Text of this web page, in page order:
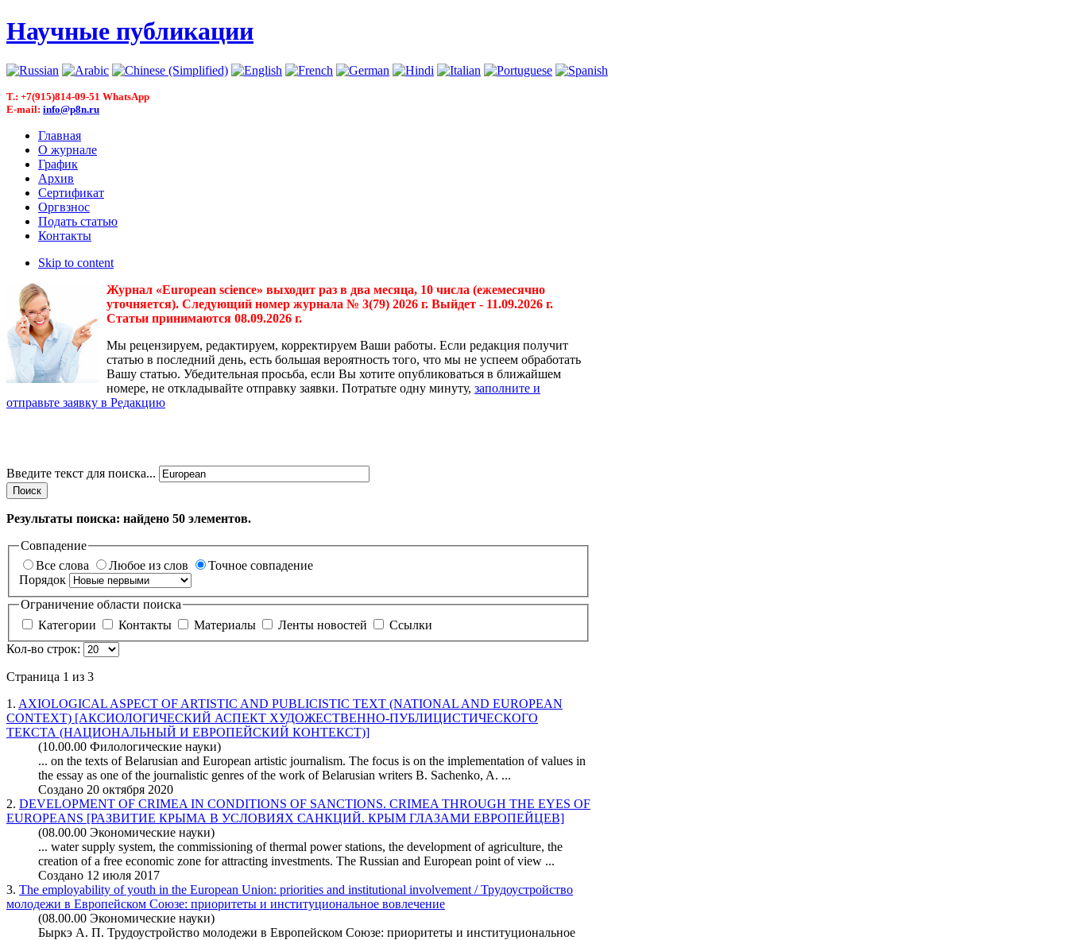
Научные публикации
T.: +7(915)814-09-51 WhatsApp
E-mail: info@p8n.ru
Главная
О журнале
График
Архив
Сертификат
Оргвзнос
Подать статью
Контакты
Skip to content
Журнал «European science» выходит раз в два месяца, 10 числа (ежемесячно
уточняется). Следующий номер журнала № 3(79) 2026 г. Выйдет - 11.09.2026 г.
Статьи принимаются 08.09.2026 г.
Мы рецензируем, редактируем, корректируем Ваши работы. Если редакция получит
статью в последний день, есть большая вероятность того, что мы не успеем обработать
Вашу статью. Убедительная просьба, если Вы хотите опубликоваться в ближайшем
номере, не откладывайте отправку заявки. Потратьте одну минуту, заполните и
отправьте заявку в Редакцию
Введите текст для поиска...
Поиск
Результаты поиска: найдено 50 элементов.
Совпадение
Все слова
Любое из слов
Точное совпадение
Порядок
Ограничение области поиска
Категории
Контакты Материалы Ленты новостей
Ссылки
Кол-во строк:
Страница 1 из 3
1. AXIOLOGICAL ASPECT OF ARTISTIC AND PUBLICISTIC TEXT (NATIONAL AND EUROPEAN
CONTEXT) [АКСИОЛОГИЧЕСКИЙ АСПЕКТ ХУДОЖЕСТВЕННО-ПУБЛИЦИСТИЧЕСКОГО
ТЕКСТА (НАЦИОНАЛЬНЫЙ И ЕВРОПЕЙСКИЙ КОНТЕКСТ)]
(10.00.00 Филологические науки)
... on the texts of Belarusian and European artistic journalism. The focus is on the implementation of values in
the essay as one of the journalistic genres of the work of Belarusian writers B. Sachenko, A. ...
Создано 20 октября 2020
2. DEVELOPMENT OF CRIMEA IN CONDITIONS OF SANCTIONS. CRIMEA THROUGH THE EYES OF
EUROPEANS [РАЗВИТИЕ КРЫМА В УСЛОВИЯХ САНКЦИЙ. КРЫМ ГЛАЗАМИ ЕВРОПЕЙЦЕВ]
(08.00.00 Экономические науки)
... water supply system, the commissioning of thermal power stations, the development of agriculture, the
creation of a free economic zone for attracting investments. The Russian and European point of view ...
Создано 12 июля 2017
3. The employability of youth in the European Union: priorities and institutional involvement / Трудоустройство
молодежи в Европейском Союзе: приоритеты и институциональное вовлечение
(08.00.00 Экономические науки)
Быркэ А. П. Трудоустройство молодежи в Европейском Союзе: приоритеты и институциональное